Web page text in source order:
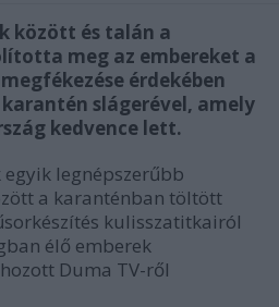
között és talán a
meg az embereket a
érdekében
slágerével, amely
kedvence lett.
legnépszerűbb
a karanténban töltött
kulisszatitkairól
élő emberek
Duma TV-ről